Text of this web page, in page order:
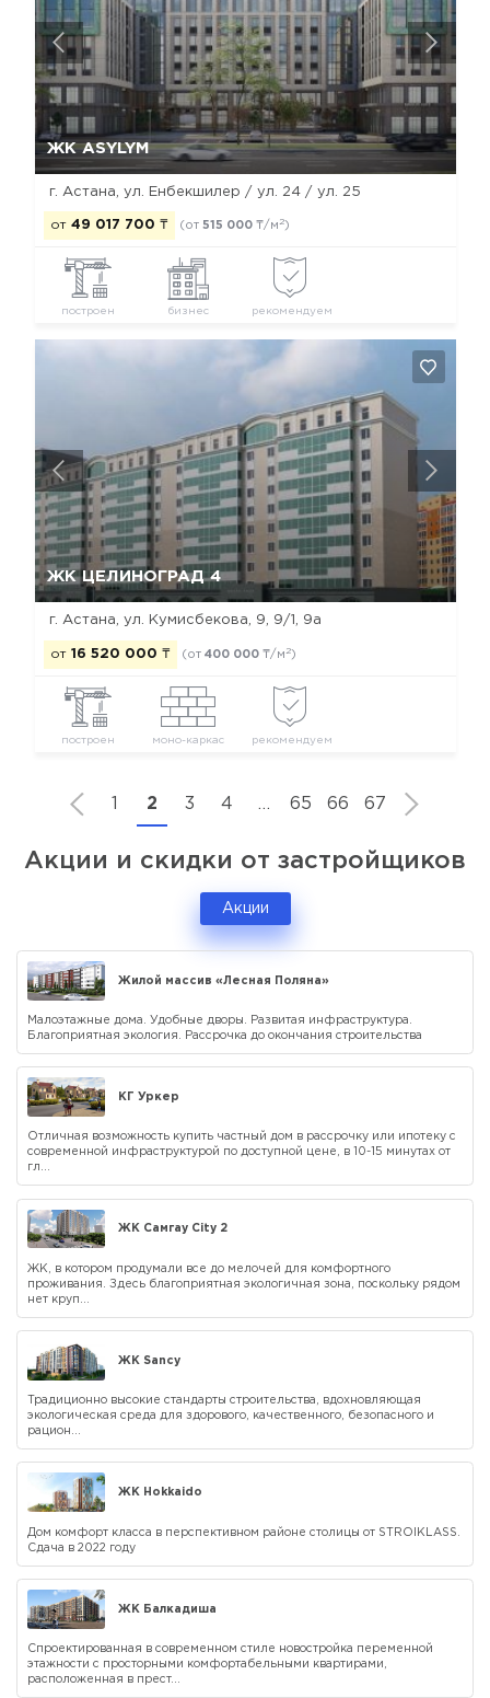
ЖК ASYLYM
г. Астана, ул. Енбекшилер / ул. 24 / ул. 25
от 49 017 700 ₸ (от 515 000 ₸/м 2)
построен бизнес рекомендуем
Да, удалить Отмена
ЖК ЦЕЛИНОГРАД 4
г. Астана, ул. Кумисбекова, 9, 9/1, 9а
от 16 520 000 ₸ (от 400 000 ₸/м 2)
построен моно-каркас рекомендуем
Да, удалить Отмена
1 2 3 4 … 65 66 67
Акции и скидки от застройщиков
Акции
Жилой массив «Лесная Поляна»
Малоэтажные дома. Удобные дворы. Развитая инфраструктура.
Благоприятная экология. Рассрочка до окончания строительства
КГ Уркер
Отличная возможность купить частный дом в рассрочку или ипотеку с
современной инфраструктурой по доступной цене, в 10-15 минутах от
гл...
ЖК Самгау City 2
ЖК, в котором продумали все до мелочей для комфортного
проживания. Здесь благоприятная экологичная зона, поскольку рядом
нет круп...
ЖК Sancy
Традиционно высокие стандарты строительства, вдохновляющая
экологическая среда для здорового, качественного, безопасного и
рацион...
ЖК Hokkaido
Дом комфорт класса в перспективном районе столицы от STROIKLASS.
Сдача в 2022 году
ЖК Балкадиша
Cпроектированная в современном стиле новостройка переменной
этажности с просторными комфортабельными квартирами,
расположенная в прест...